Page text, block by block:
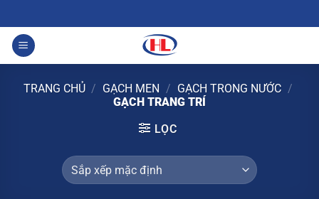
qua
nội
dung
TRANG CHỦ / GẠCH MEN / GẠCH TRONG NƯỚC /
GẠCH TRANG TRÍ
LỌC